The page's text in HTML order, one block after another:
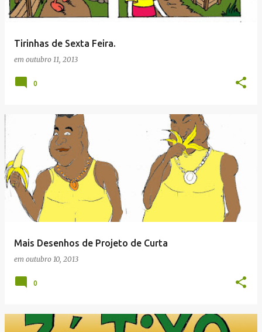
Tirinhas de Sexta Feira.
em outubro 11, 2013
0
Mais Desenhos de Projeto de Curta
em outubro 10, 2013
0